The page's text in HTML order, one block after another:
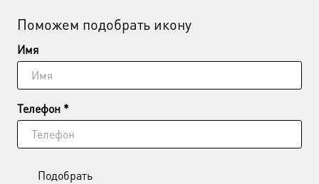
Поможем подобрать икону
Имя
Телефон *
Подобрать